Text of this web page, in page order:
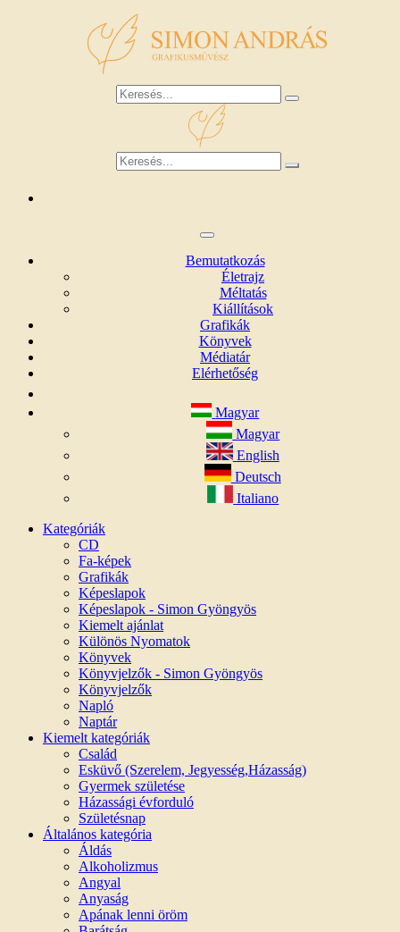
Bemutatkozás
Életrajz
Méltatás
Kiállítások
Grafikák
Könyvek
Médiatár
Elérhetőség
Magyar
Magyar
English
Deutsch
Italiano
Kategóriák
CD
Fa-képek
Grafikák
Képeslapok
Képeslapok - Simon Gyöngyös
Kiemelt ajánlat
Különös Nyomatok
Könyvek
Könyvjelzők - Simon Gyöngyös
Könyvjelzők
Napló
Naptár
Kiemelt kategóriák
Család
Esküvő (Szerelem, Jegyesség,Házasság)
Gyermek születése
Házassági évforduló
Születésnap
Általános kategória
Áldás
Alkoholizmus
Angyal
Anyaság
Apának lenni öröm